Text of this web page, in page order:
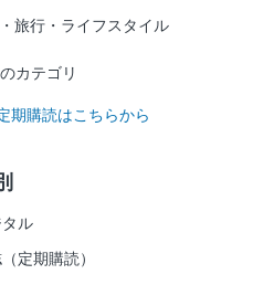
旅行・ライフスタイル
カテゴリ
期購読はこちらから
ル
定期購読）